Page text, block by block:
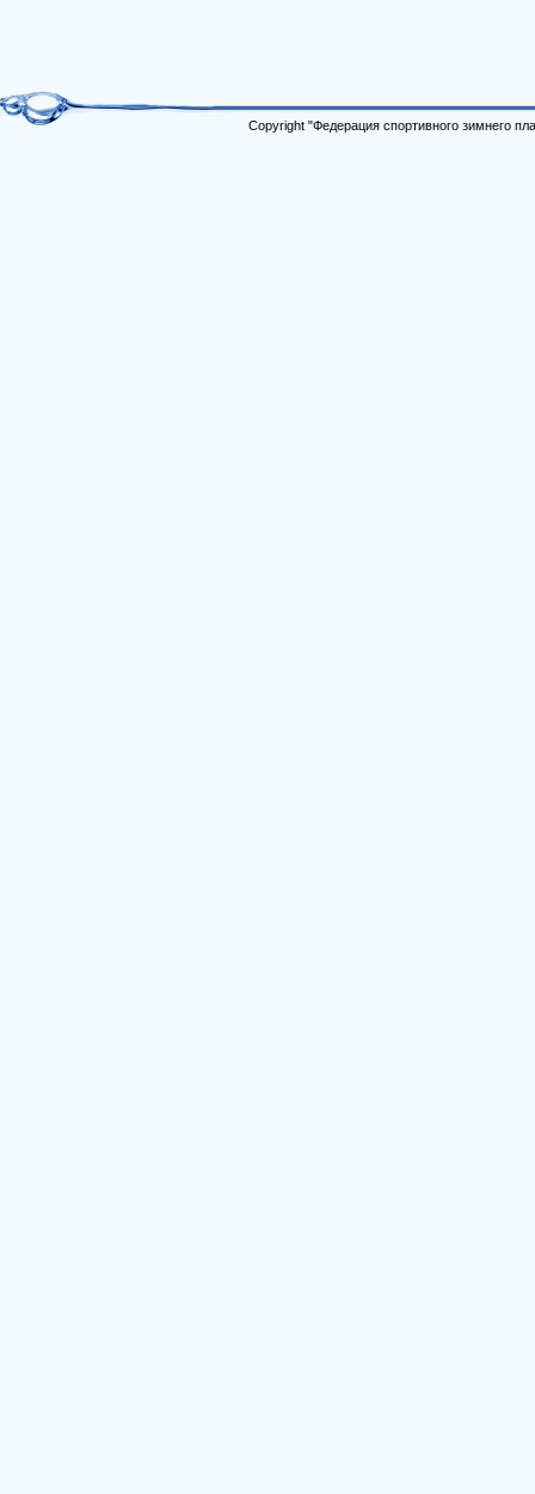
Copyright "Федерация спортивного зимнего